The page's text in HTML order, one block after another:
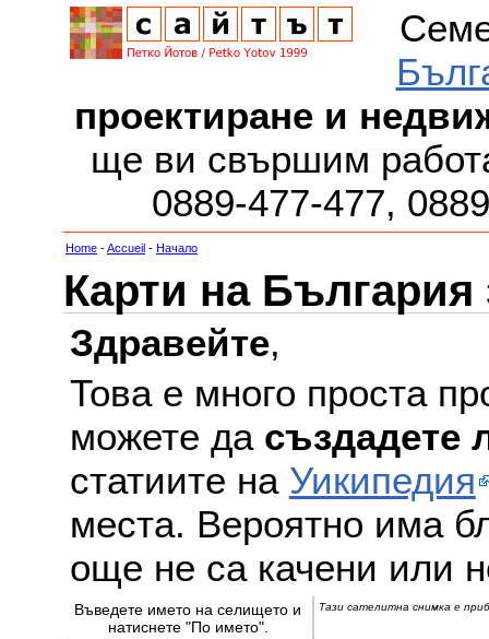
проектиране и
ще ви свършим
0889-477-477,
Home -Accueil - Начало
Карти на България
Здравейте,
Това е много проста
можете да създадете
статиите на Уикипедия
места. Вероятно има
още не са качени или
Въведете името на селището и
натиснете "По името".
Тази сателитна снимка е